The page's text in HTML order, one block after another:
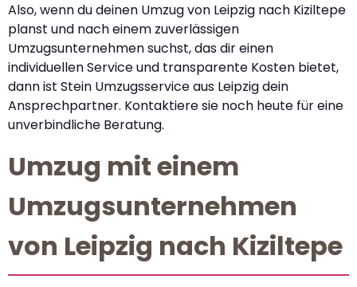
Also, wenn du deinen Umzug von Leipzig nach Kiziltepe
planst und nach einem zuverlässigen
Umzugsunternehmen suchst, das dir einen
individuellen Service und transparente Kosten bietet,
dann ist Stein Umzugsservice aus Leipzig dein
Ansprechpartner. Kontaktiere sie noch heute für eine
unverbindliche Beratung.
Umzug mit einem
Umzugsunternehmen
von Leipzig nach Kiziltepe